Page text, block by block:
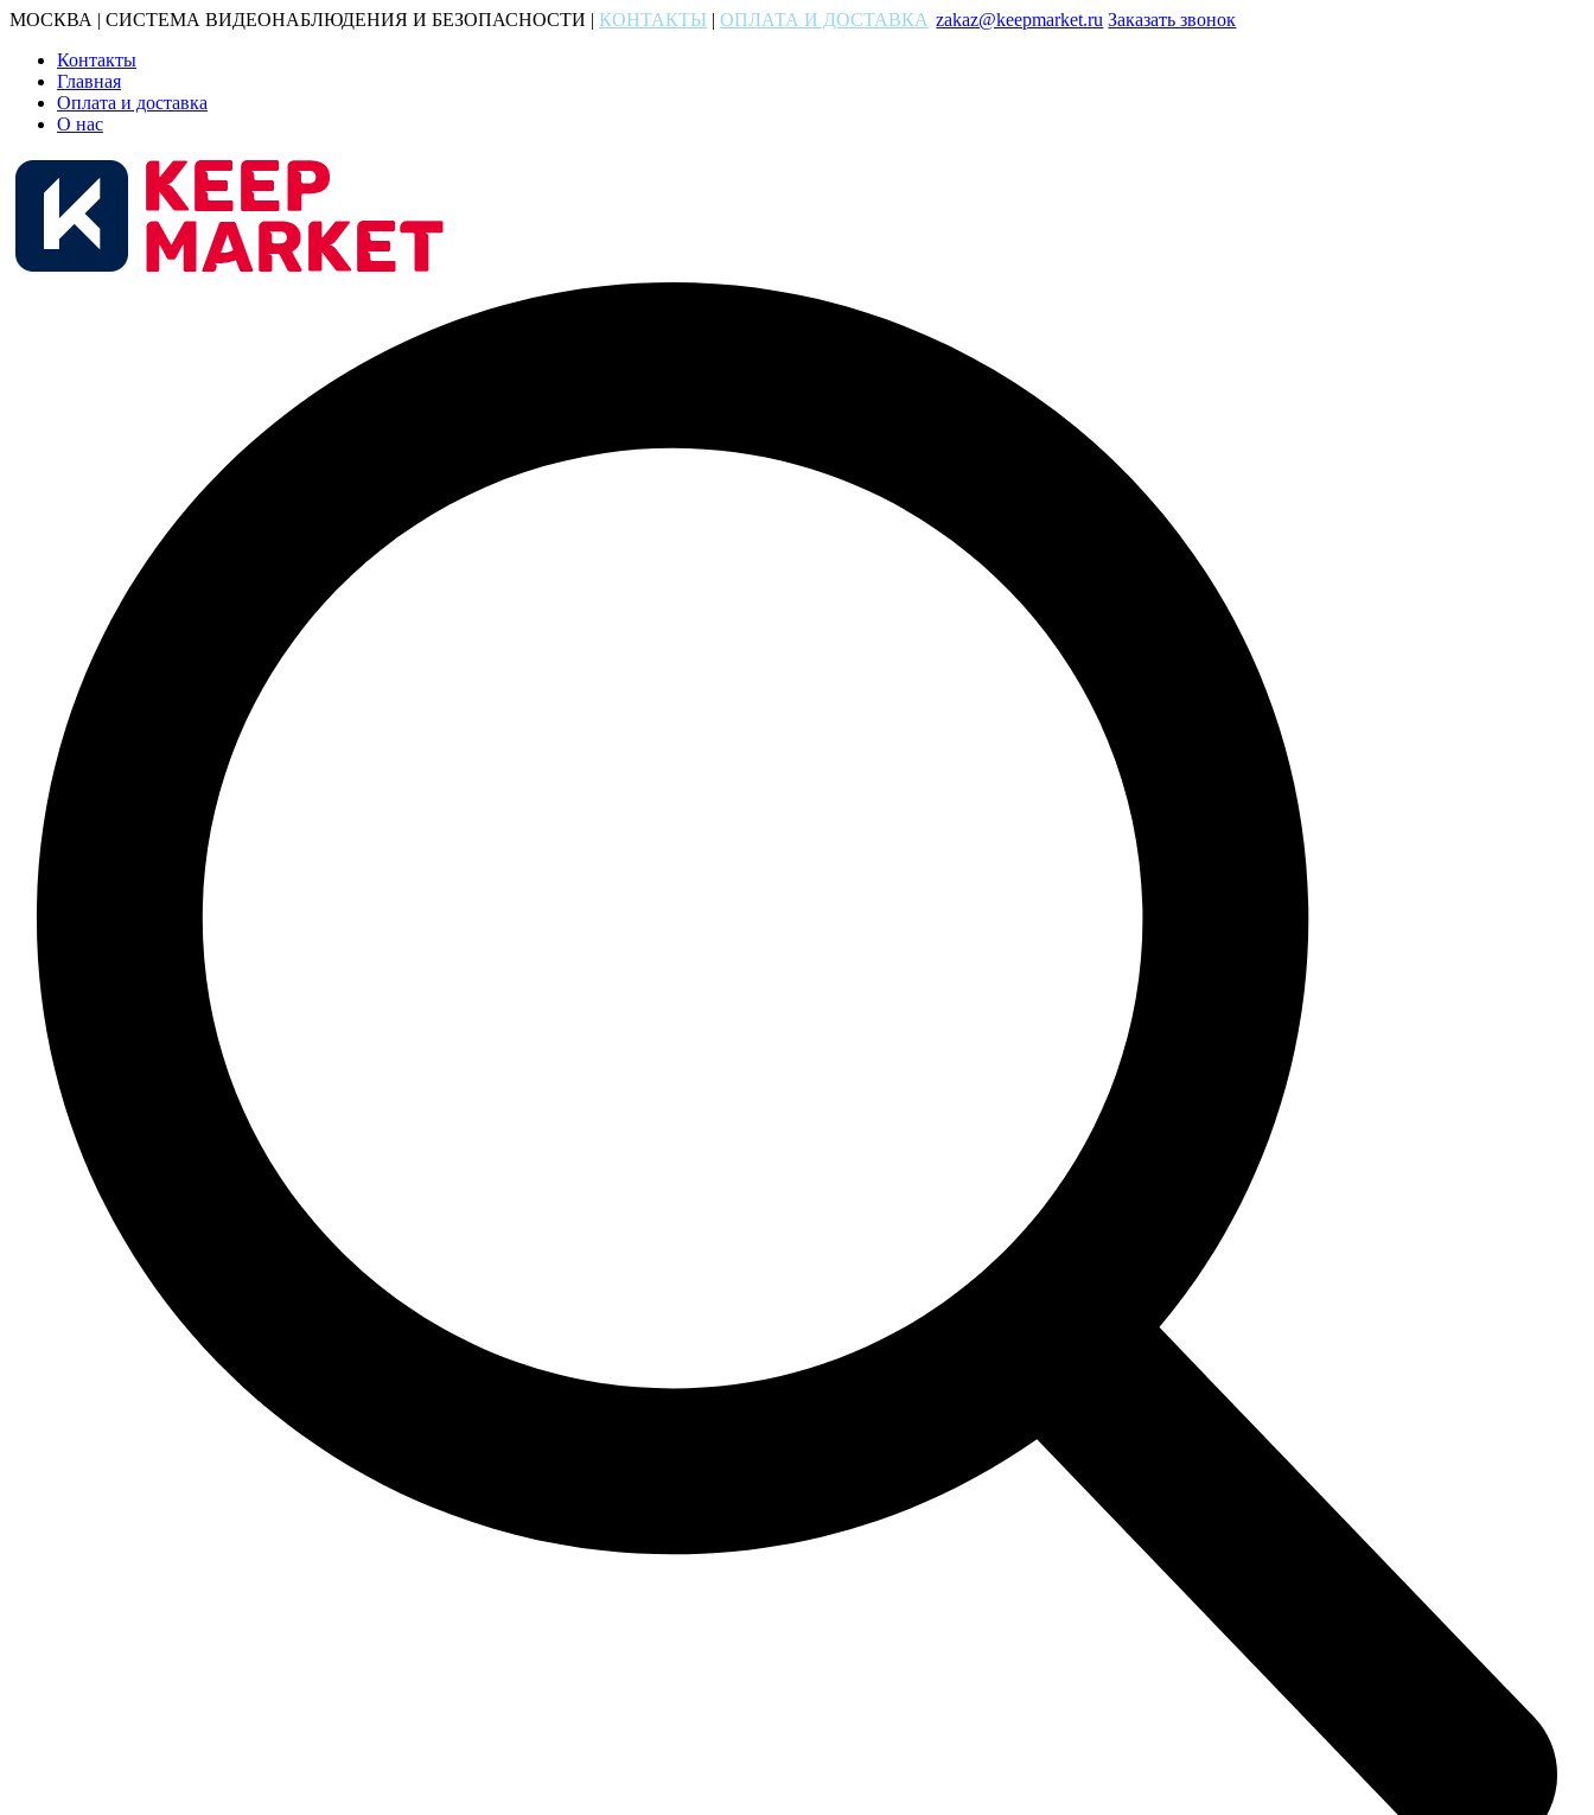
МОСКВА | СИСТЕМА ВИДЕОНАБЛЮДЕНИЯ И БЕЗОПАСНОСТИ | КОНТАКТЫ | ОПЛАТА И ДОСТАВКА zakaz@keepmarket.ru Заказать звонок
Контакты
Главная
Оплата и доставка
О нас